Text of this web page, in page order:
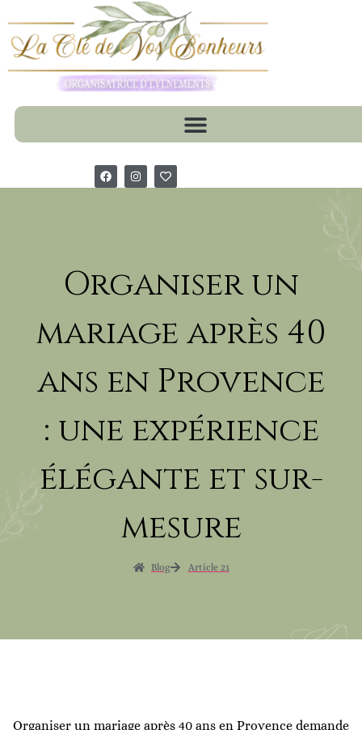
Organiser un
mariage après 40
ans en Provence
: une expérience
élégante et sur-
mesure
Blog Article 21
Organiser un mariage après 40 ans en Provence demande